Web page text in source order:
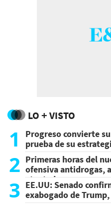
LO + VISTO
1
Progreso convierte
prueba de su
2 Primeras horas del
ofensiva antidrogas,
atentado
3 EE.UU: Senado
exabogado de